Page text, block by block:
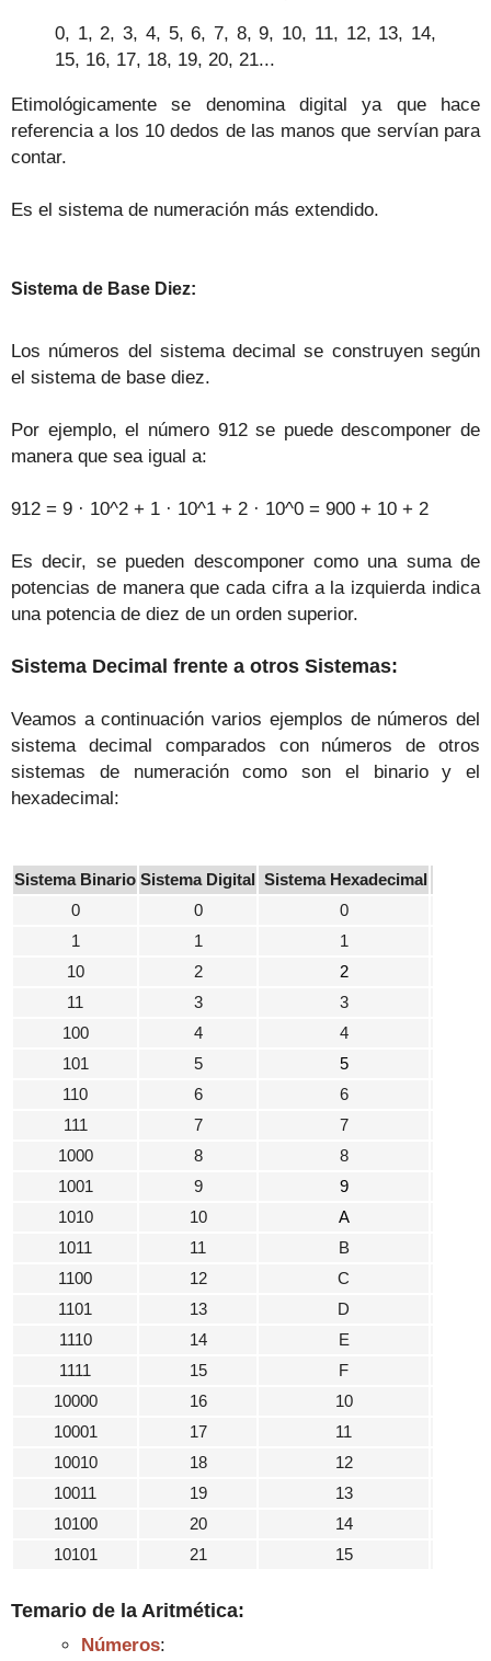
0, 1, 2, 3, 4, 5, 6, 7, 8, 9, 10, 11, 12, 13, 14,
15, 16, 17, 18, 19, 20, 21...
Etimológicamente se denomina digital ya que hace
referencia a los 10 dedos de las manos que servían para
contar.
Es el sistema de numeración más extendido.
Sistema de Base Diez:
Los números del sistema decimal se construyen según
el sistema de base diez.
Por ejemplo, el número 912 se puede descomponer de
manera que sea igual a:
912 = 9 · 10^2 + 1 · 10^1 + 2 · 10^0 = 900 + 10 + 2
Es decir, se pueden descomponer como una suma de
potencias de manera que cada cifra a la izquierda indica
una potencia de diez de un orden superior.
Sistema Decimal frente a otros Sistemas:
Veamos a continuación varios ejemplos de números del
sistema decimal comparados con números de otros
sistemas de numeración como son el binario y el
hexadecimal:
Sistema Binario Sistema Digital Sistema Hexadecimal
0
0
0
1
1
1
10
2
2
11
3
3
100
4
4
101
5
5
110
6
6
111
7
7
1000
8
8
1001
9
9
1010
10
A
1011
11
B
1100
12
C
1101
13
D
1110
14
E
1111
15
F
10000
16
10
10001
17
11
10010
18
12
10011
19
13
10100
20
14
10101
21 15
Temario de la Aritmética:
Números: